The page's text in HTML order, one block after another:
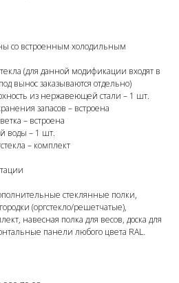
со встроенным холодильным
(для данной модификации входят в
вынос заказываются отдельно)
из нержавеющей стали – 1 шт.
запасов – встроена
– встроена
воды – 1 шт.
– комплект
стеклянные полки,
(оргстекло/решетчатые),
навесная полка для весов, доска для
панели любого цвета RAL.